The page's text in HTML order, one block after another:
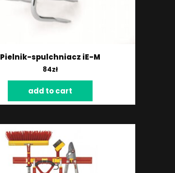
Pielnik-spulchniacz iE-M
84zł
add to cart